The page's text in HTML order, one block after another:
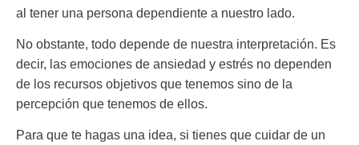
al tener una persona dependiente a nuestro lado.
No obstante, todo depende de nuestra interpretación. Es
decir, las emociones de ansiedad y estrés no dependen
de los recursos objetivos que tenemos sino de la
percepción que tenemos de ellos.
Para que te hagas una idea, si tienes que cuidar de un